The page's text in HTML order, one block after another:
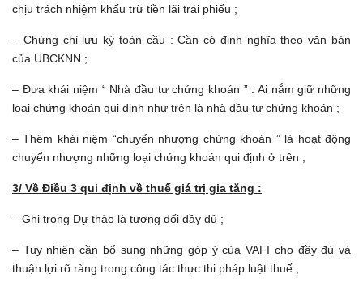
chịu trách nhiệm khấu trừ tiền lãi trái phiếu ;
– Chứng chỉ lưu ký toàn cầu : Cần có định nghĩa theo văn bản
của UBCKNN ;
– Đưa khái niệm “ Nhà đầu tư chứng khoán ” : Ai nắm giữ những
loại chứng khoán qui định như trên là nhà đầu tư chứng khoán ;
– Thêm khái niệm “chuyển nhượng chứng khoán ” là hoạt động
chuyển nhượng những loại chứng khoán qui định ở trên ;
3/ Về Điều 3 qui định về thuế giá trị gia tăng :
– Ghi trong Dự thảo là tương đối đầy đủ ;
– Tuy nhiên cần bổ sung những góp ý của VAFI cho đầy đủ và
thuận lợi rõ ràng trong công tác thực thi pháp luật thuế ;